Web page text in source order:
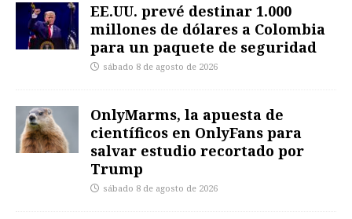
EE.UU. prevé destinar 1.000
millones de dólares a Colombia
para un paquete de seguridad
sábado 8 de agosto de 2026
OnlyMarms, la apuesta de
científicos en OnlyFans para
salvar estudio recortado por
Trump
sábado 8 de agosto de 2026